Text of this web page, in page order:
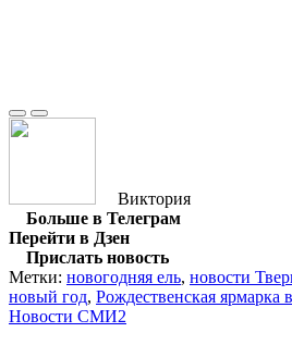
Виктория
Больше в Телеграм
Перейти в Дзен
Прислать новость
Метки: новогодняя ель, новости
новый год, Рождественская ярмарка
Новости СМИ2